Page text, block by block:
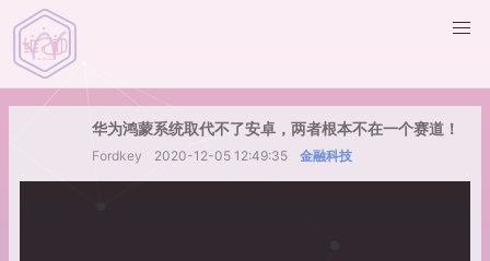
华为鸿蒙系统取代不了安卓，两者根本不在一个赛道！
Fordkey 2020-12-05 12:49:35 金融科技